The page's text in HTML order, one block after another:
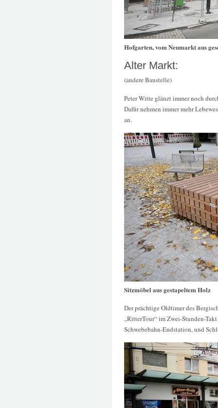
Hofgarten, vom Neumarkt aus
Alter Markt:
(andere Baustelle)
Peter Witte glänzt immer noch
Dafür nehmen immer mehr
an.
Sitzmöbel aus gestapeltem Holz
Der prächtige Oldtimer des
„RitterTour“ im Zwei-Stunden-
Schwebebahn-Endstation, und